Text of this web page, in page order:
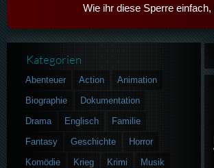
Wie ihr diese Sperre
Kategorien
Abenteuer Action
Animation
Biographie
Dokumentation
Drama
Englisch
Familie
Fantasy
Geschichte
Horror
Komödie
Krieg Krimi
Musik